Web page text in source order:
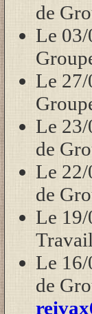
de
Le
Le
Le
de
Le
de
Le
Le
de